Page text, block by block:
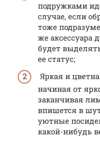
подружками
случае, если
тоже
же аксессуара
будет
ее статус;
Яркая и
начиная от
заканчивая
впишется в
уютные
какой-нибудь